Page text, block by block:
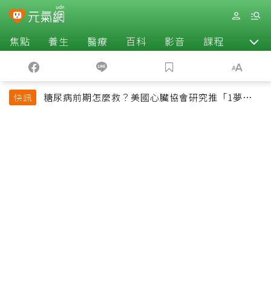
焦點 養生 醫療 百科 影音 課程 退休
快訊
糖尿病前期怎麼救？美國心臟協會研究推「1夢幻水